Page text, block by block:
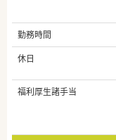
勤務時間
休日
福利厚生諸手当